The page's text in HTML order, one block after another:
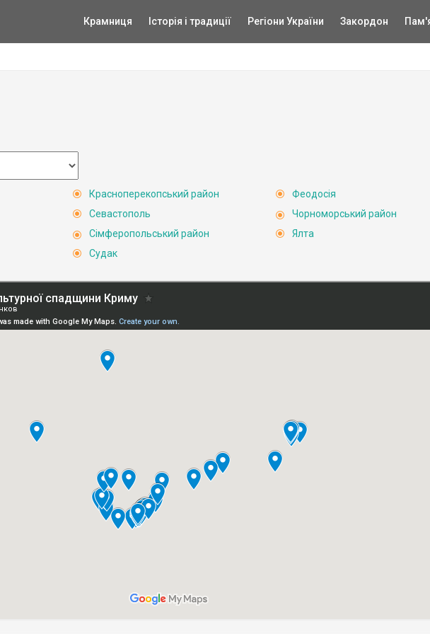
Крамниця Історія і традиції Регіони України Закордон
Красноперекопський район
Севастополь
Сімферопольський район
Судак
Феодосія
Чорноморський район
Ялта